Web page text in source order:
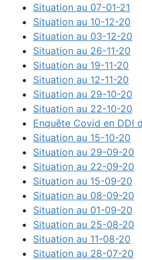
Situation au 07-01-21
Situation au 10-12-20
Situation au 03-12-20
Situation au 26-11-20
Situation au 19-11-20
Situation au 12-11-20
Situation au 29-10-20
Situation au 22-10-20
Enquête Covid en DDI
Situation au 15-10-20
Situation au 29-09-20
Situation au 22-09-20
Situation au 15-09-20
Situation au 08-09-20
Situation au 01-09-20
Situation au 25-08-20
Situation au 11-08-20
Situation au 28-07-20